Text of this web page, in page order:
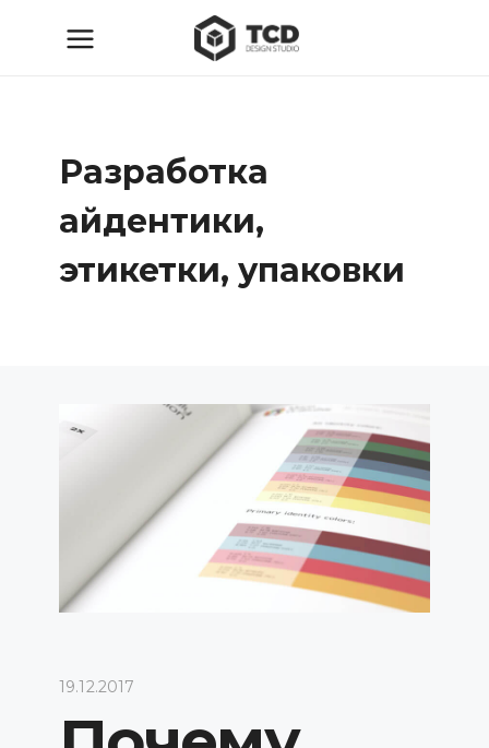
Разработка
айдентики,
этикетки, упаковки
19.12.2017